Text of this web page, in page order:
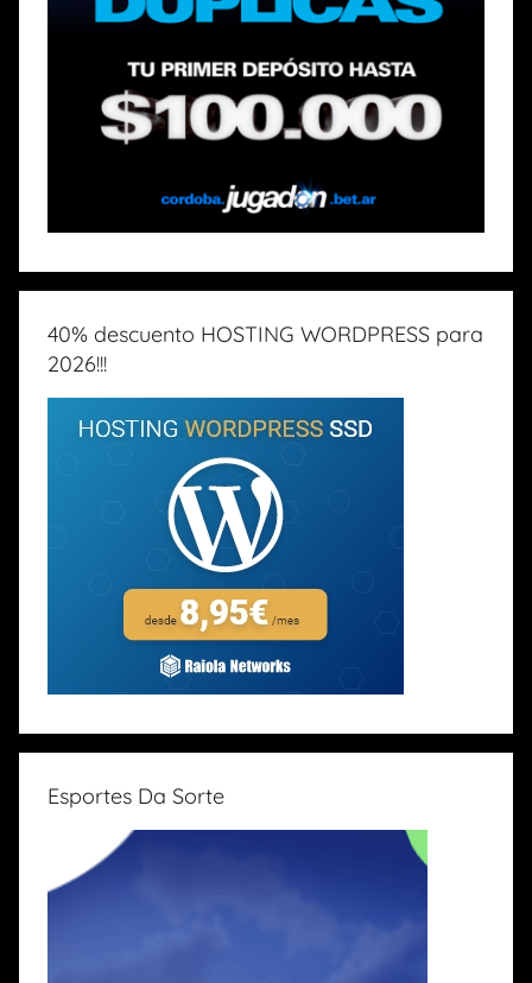
40% descuento HOSTING WORDPRESS para
2026!!!
Esportes Da Sorte